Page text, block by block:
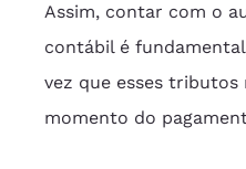
Assim, contar com o
contábil é
vez que esses tributos
momento do